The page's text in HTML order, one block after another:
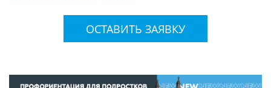
ОСТАВИТЬ ЗАЯВКУ